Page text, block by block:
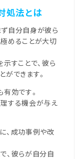
処法とは
自分自身が彼ら
めることが大切
すことで、彼ら
できます。
効です。
する機会が与え
、成功事例や改
、彼らが自分自